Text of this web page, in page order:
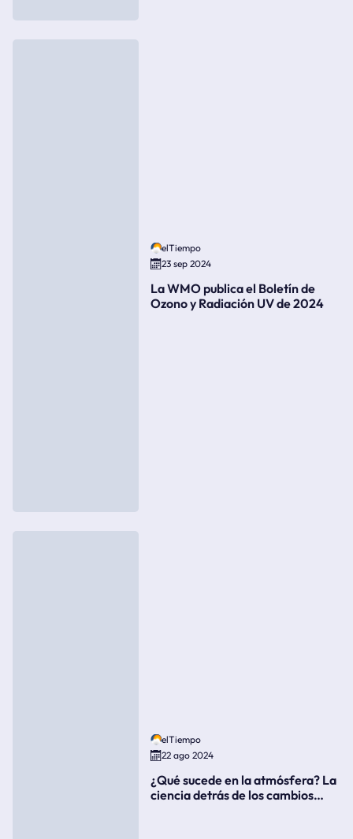
elTiempo
23 sep 2024
La WMO publica el Boletín de
Ozono y Radiación UV de 2024
elTiempo
22 ago 2024
¿Qué sucede en la atmósfera? La
ciencia detrás de los cambios